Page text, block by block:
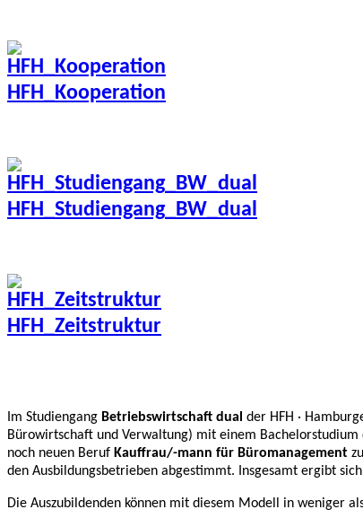
HFH_Kooperation
HFH_Studiengang_BW_dual
HFH_Zeitstruktur
Im Studiengang Betriebswirtschaft dual der HFH ·
Bürowirtschaft und Verwaltung) mit einem
noch neuen Beruf Kauffrau/-mann für Büromanagement
den Ausbildungsbetrieben abgestimmt. Insgesamt ergibt
Die Auszubildenden können mit diesem Modell in weniger